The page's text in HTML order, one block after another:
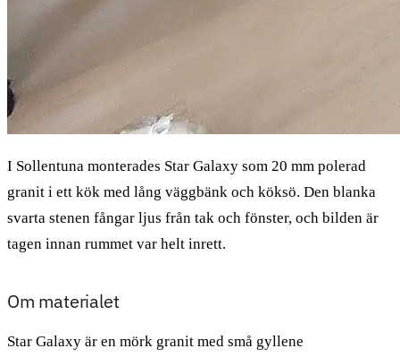
I Sollentuna monterades Star Galaxy som 20 mm polerad
granit i ett kök med lång väggbänk och köksö. Den blanka
svarta stenen fångar ljus från tak och fönster, och bilden är
tagen innan rummet var helt inrett.
Om materialet
Star Galaxy är en mörk granit med små gyllene